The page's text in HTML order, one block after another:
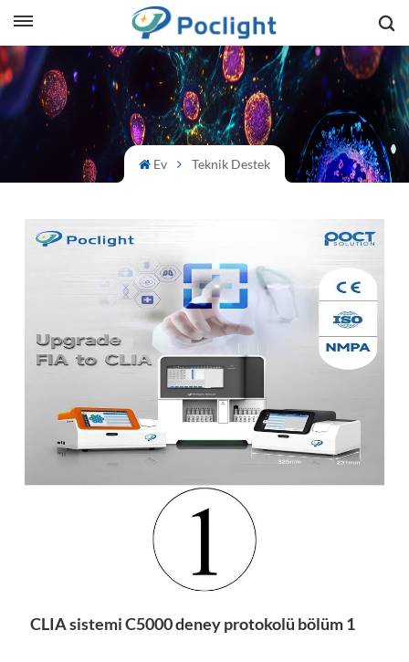
Ev Teknik Destek
CLIA sistemi C5000 deney protokolü bölüm 1